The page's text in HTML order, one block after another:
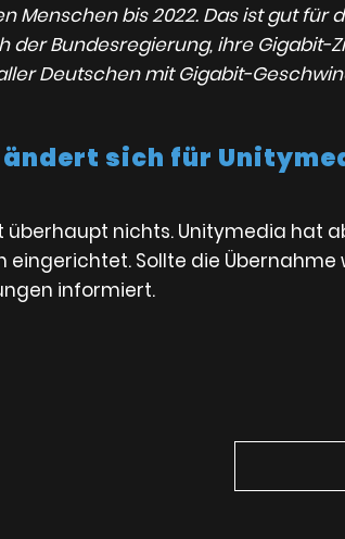
Menschen bis 2022. Das ist gut
der Bundesregierung, ihre Gigabit-
Deutschen mit Gigabit-
ändert sich für
überhaupt nichts. Unitymedia hat
eingerichtet. Sollte die
informiert.